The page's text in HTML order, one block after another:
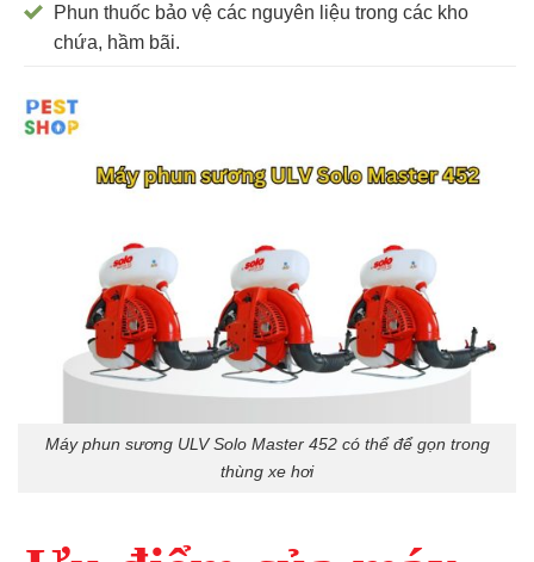
Phun thuốc bảo vệ các nguyên liệu trong các kho
chứa, hầm bãi.
Máy phun sương ULV Solo Master 452 có thể để gọn trong
thùng xe hơi